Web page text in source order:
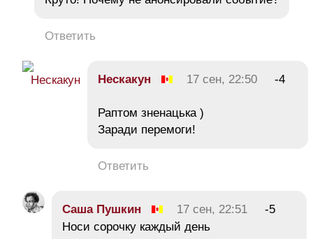
Ответить
Нескакун 17 сен, 22:50 -4
Раптом зненацька )
Заради перемоги!
Ответить
Саша Пушкин 17 сен, 22:51
-5
Носи сорочку каждый день